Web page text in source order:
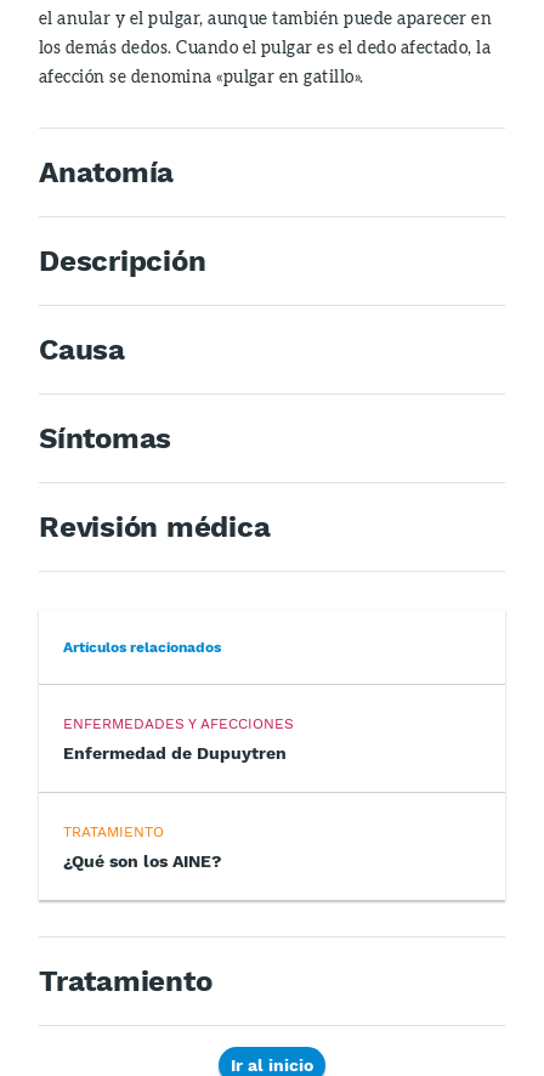
el anular y el pulgar, aunque también puede aparecer en
los demás dedos. Cuando el pulgar es el dedo afectado, la
afección se denomina «pulgar en gatillo».
Anatomía
Descripción
Causa
Síntomas
Revisión médica
Artículos relacionados
ENFERMEDADES Y AFECCIONES
Enfermedad de Dupuytren
TRATAMIENTO
¿Qué son los AINE?
Tratamiento
Ir al inicio